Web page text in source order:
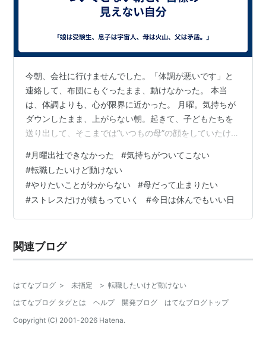
今朝、会社に行けませんでした。「体調が悪いです」と
連絡して、布団にもぐったまま、動けなかった。 本当
は、体調よりも、心が限界に近かった。 月曜。気持ちが
ダウンしたまま、上がらない朝。起きて、子どもたちを
送り出して、そこまでは“いつもの母”の顔をしていたけれ
仕事、行きたくない。転職したい。でも、何がやりたい
かも、わからない。 求人は見てる。スキルはないわけじ
ゃない。でも、「これだ」と思えるものが見つからな
い。 履歴書を書いても、途中で手が止まる。気持ちが続
かない。自信がない。決断ができない。 そうしているう
#月曜出社できなかった #気持ちがついてこない
#転職したいけど動けない
#やりたいことがわからない #母だって止まりたい
#ストレスだけが積もっていく #今日は休んでもいい日
関連ブログ
はてなブログ > 未指定 > 転職したいけど動けない
はてなブログ タグとは
ヘルプ 開発ブログ
はてなブログトップ
Copyright (C) 2001-2026 Hatena.